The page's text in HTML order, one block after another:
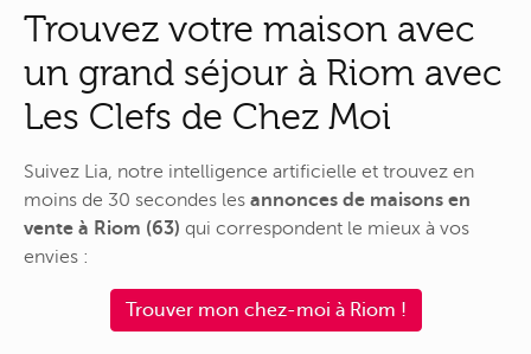
Trouvez votre maison avec
un grand séjour à Riom avec
Les Clefs de Chez Moi
Suivez Lia, notre intelligence artificielle et trouvez en
moins de 30 secondes les annonces de maisons en
vente à Riom (63) qui correspondent le mieux à vos
envies :
Trouver mon chez-moi à Riom !